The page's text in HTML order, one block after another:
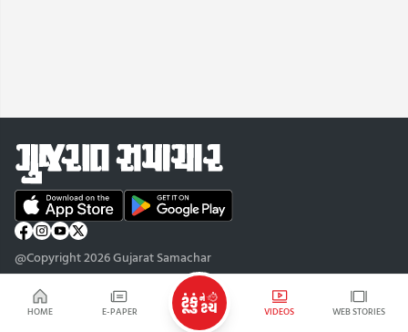
HOME E-PAPER VIDEOS WEB STORIES
@Copyright 2026 Gujarat Samachar